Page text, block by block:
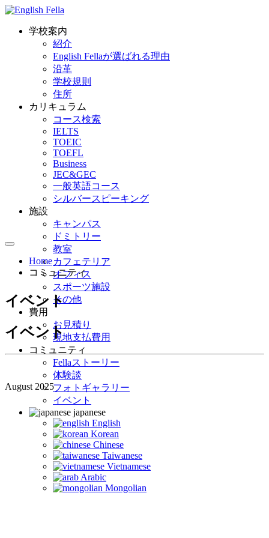
学校案内
紹介
English Fellaが選ばれる理由
沿革
学校規則
住所
カリキュラム
コース検索
IELTS
TOEIC
TOEFL
Business
JEC&GEC
一般英語コース
シルバースピーキング
施設
キャンパス
ドミトリー
教室
カフェテリア
オフィス
スポーツ施設
その他
費用
お見積り
現地支払費用
コミュニティ
Fellaストーリー
体験談
フォトギャラリー
イベント
japanese
English
Korean
Chinese
Taiwanese
Vietnamese
Arabic
Mongolian
Home
コミュニティ
イベント
イベント
August 2025